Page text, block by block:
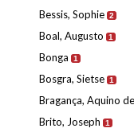
Bessis, Sophie 2
Boal, Augusto 1
Bonga 1
Bosgra, Sietse 1
Bragança, Aquino de
Brito, Joseph 1